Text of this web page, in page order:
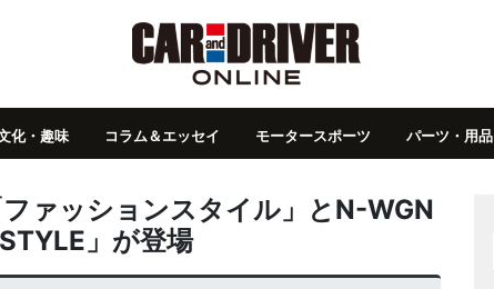
化・趣味 コラム＆エッセイ モータースポーツ パーツ・用品
ァッションスタイル」とN-WGN
」が登場